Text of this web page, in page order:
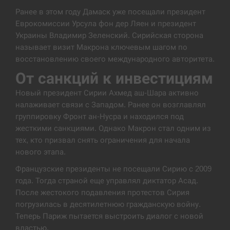
13:53
В Москве пожаловались на “кратный рост” атак
дронов Украины
СЕРПЕНЬ
13:40
Біля українського літака в аеропорту Лейпцига
виявили дрон, ймовірно, з…
СЕРПЕНЬ
“Они должны быть уничтожены”: в МИДе
ответили, как отреагируют на…
СЕРПЕНЬ
13:10
Тайвань проводить найбільші військові
навчання на тлі загрози вторгнення з…
СЕРПЕНЬ
Ранее в этом году Дамаск уже посещали президент
Еврокомиссии Урсула фон дер Ляен и президент
Украины Владимир Зеленский. Сирийская сторона
называет визит Макрона ключевым шагом по
восстановлению своего международного авторитета.
От санкций к инвестициям
Новый президент Сирии Ахмед аш-Шара активно
налаживает связи с Западом. Ранее он возглавлял
группировку Фронт ан-Нусра и находился под
жесткими санкциями. Однако Макрон стал одним из
тех, кто призвал снять ограничения для начала
нового этапа.
Французские президенты не посещали Сирию с 2009
года. Тогда страной еще управлял диктатор Асад.
После жестокого подавления протестов Сирия
погрузилась в десятилетнюю гражданскую войну.
Теперь Париж пытается выстроить диалог с новой
властью.